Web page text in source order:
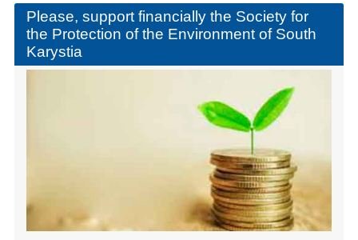
o
o
k
Please, support financially the Society for
the Protection of the Environment of South
Karystia